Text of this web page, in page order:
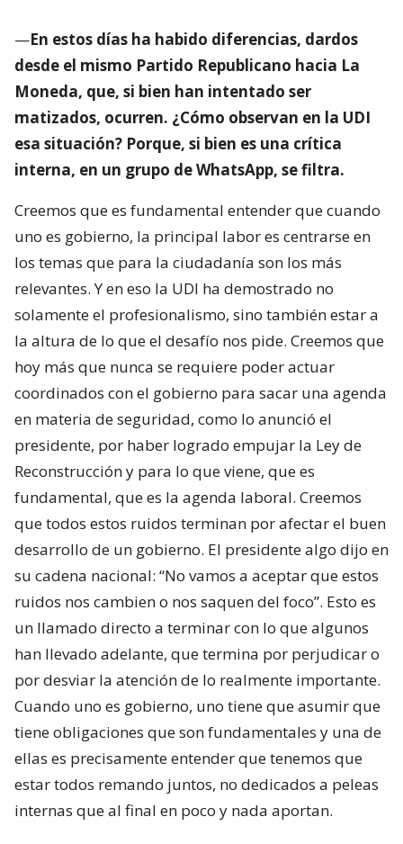
—En estos días ha habido diferencias, dardos
desde el mismo Partido Republicano hacia La
Moneda, que, si bien han intentado ser
matizados, ocurren. ¿Cómo observan en la UDI
esa situación? Porque, si bien es una crítica
interna, en un grupo de WhatsApp, se filtra.
Creemos que es fundamental entender que cuando
uno es gobierno, la principal labor es centrarse en
los temas que para la ciudadanía son los más
relevantes. Y en eso la UDI ha demostrado no
solamente el profesionalismo, sino también estar a
la altura de lo que el desafío nos pide. Creemos que
hoy más que nunca se requiere poder actuar
coordinados con el gobierno para sacar una agenda
en materia de seguridad, como lo anunció el
presidente, por haber logrado empujar la Ley de
Reconstrucción y para lo que viene, que es
fundamental, que es la agenda laboral. Creemos
que todos estos ruidos terminan por afectar el buen
desarrollo de un gobierno. El presidente algo dijo en
su cadena nacional: “No vamos a aceptar que estos
ruidos nos cambien o nos saquen del foco”. Esto es
un llamado directo a terminar con lo que algunos
han llevado adelante, que termina por perjudicar o
por desviar la atención de lo realmente importante.
Cuando uno es gobierno, uno tiene que asumir que
tiene obligaciones que son fundamentales y una de
ellas es precisamente entender que tenemos que
estar todos remando juntos, no dedicados a peleas
internas que al final en poco y nada aportan.